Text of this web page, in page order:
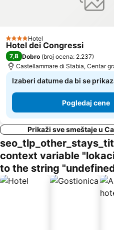
4 Zvezdice
Hotel
Hotel dei Congressi
7,8 Dobro (broj ocena: 2.237)
Castellammare di Stabia, Centar
Izaberi datume da bi se
Pogledaj cene
Prikaži sve smeštaje u
context variable
to the string